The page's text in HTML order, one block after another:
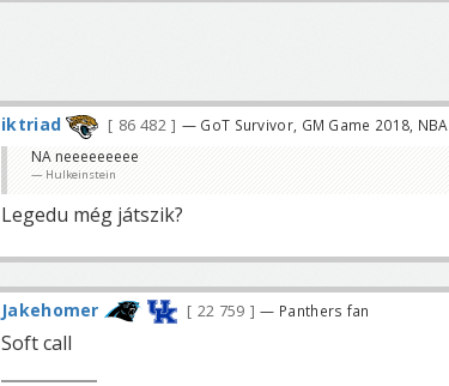
iktriad 86 482 — GoT Survivor, GM Game 2018,
NA neeeeeeeee
Hulkeinstein
Legedu még játszik?
Jakehomer 22 759 — Panthers fan
Soft call